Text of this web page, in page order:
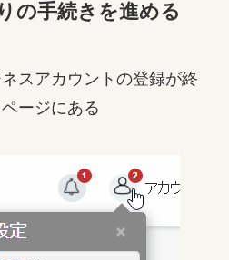
の手続きを進める
スアカウントの登録が終
ージにある